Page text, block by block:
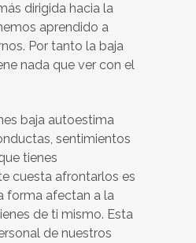
dirigida hacia la
aprendido a
Por tanto la baja
nada que ver con el
baja autoestima
sentimientos
tienes
cuesta afrontarlos es
forma afectan a la
de ti mismo. Esta
de nuestros